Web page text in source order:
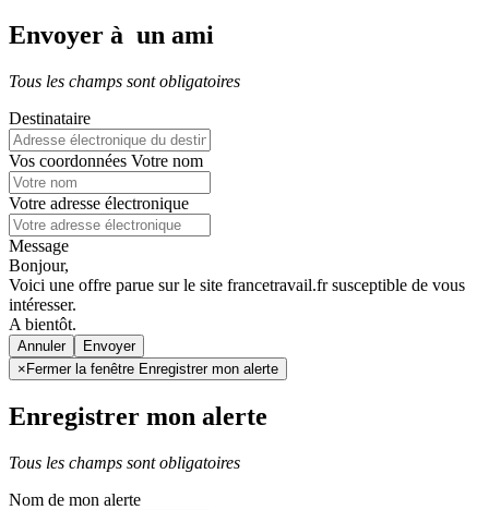
Envoyer à un ami
Tous les champs sont obligatoires
Destinataire
Vos coordonnées Votre nom
Votre adresse électronique
Message
Bonjour,
Voici une offre parue sur le site francetravail.fr susceptible de vous
intéresser.
A bientôt.
Annuler
× Fermer la fenêtre Enregistrer mon alerte
Enregistrer mon alerte
Tous les champs sont obligatoires
Nom de mon alerte